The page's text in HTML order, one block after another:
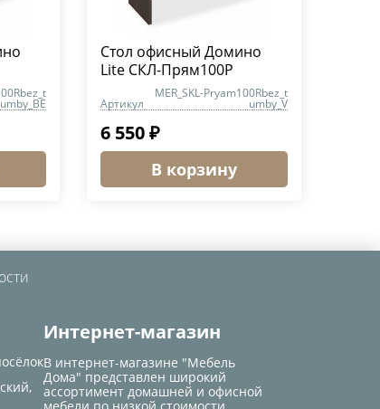
umby_BE
Стол офисный Домино
Lite СКЛ-Прям100Р
Артикул
MER_SKL-Pryam100Rbez_t
umby_V
6 550 ₽
В корзину
Интернет-магазин
В интернет-магазине "Мебель
Дома" представлен широкий
ассортимент домашней и офисной